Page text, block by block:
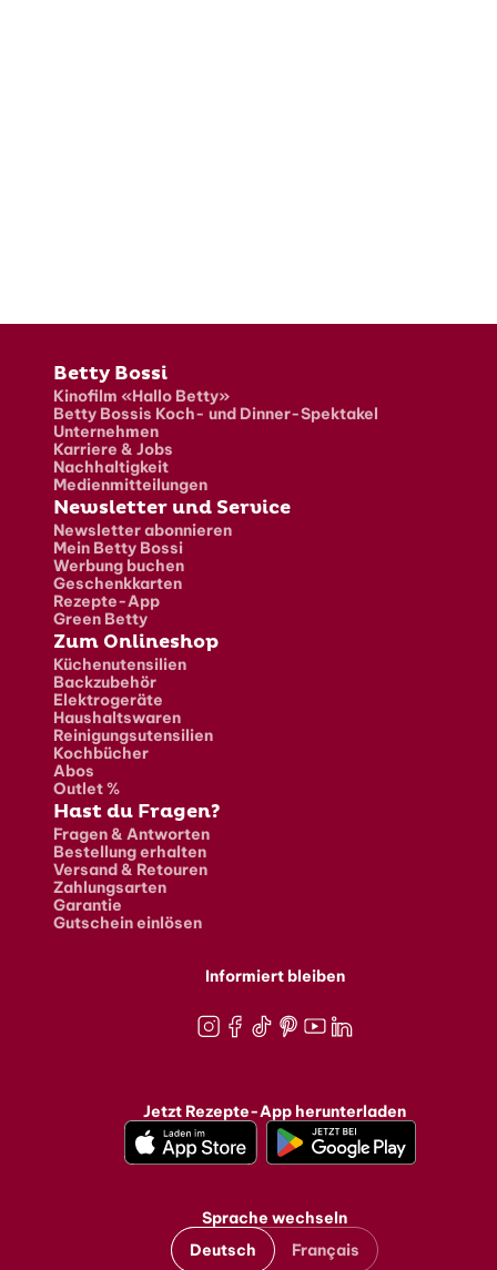
Fusszeile
Betty Bossi
Kinofilm «Hallo Betty»
Betty Bossis Koch- und Dinner-Spektakel
Unternehmen
Karriere & Jobs
Nachhaltigkeit
Medienmitteilungen
Newsletter und Service
Newsletter abonnieren
Mein Betty Bossi
Werbung buchen
Geschenkkarten
Rezepte-App
Green Betty
Zum Onlineshop
Küchenutensilien
Backzubehör
Elektrogeräte
Haushaltswaren
Reinigungsutensilien
Kochbücher
Abos
Outlet %
Hast du Fragen?
Fragen & Antworten
Bestellung erhalten
Versand & Retouren
Zahlungsarten
Garantie
Gutschein einlösen
Informiert bleiben
Jetzt Rezepte-App herunterladen
Sprache wechseln
Deutsch
Français